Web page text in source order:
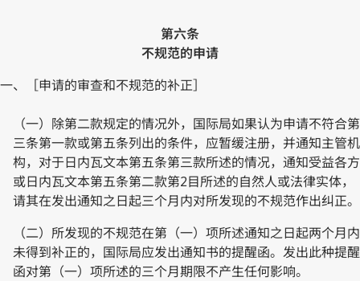
第六条
不规范的申请
一、［申请的审查和不规范的补正］
（一）除第二款规定的情况外，国际局如果认为申请不符合第
三条第一款或第五条列出的条件，应暂缓注册，并通知主管机
构，对于日内瓦文本第五条第三款所述的情况，通知受益各方
或日内瓦文本第五条第二款第2目所述的自然人或法律实体，
请其在发出通知之日起三个月内对所发现的不规范作出纠正。
（二）所发现的不规范在第（一）项所述通知之日起两个月内
未得到补正的，国际局应发出通知书的提醒函。发出此种提醒
函对第（一）项所述的三个月期限不产生任何影响。